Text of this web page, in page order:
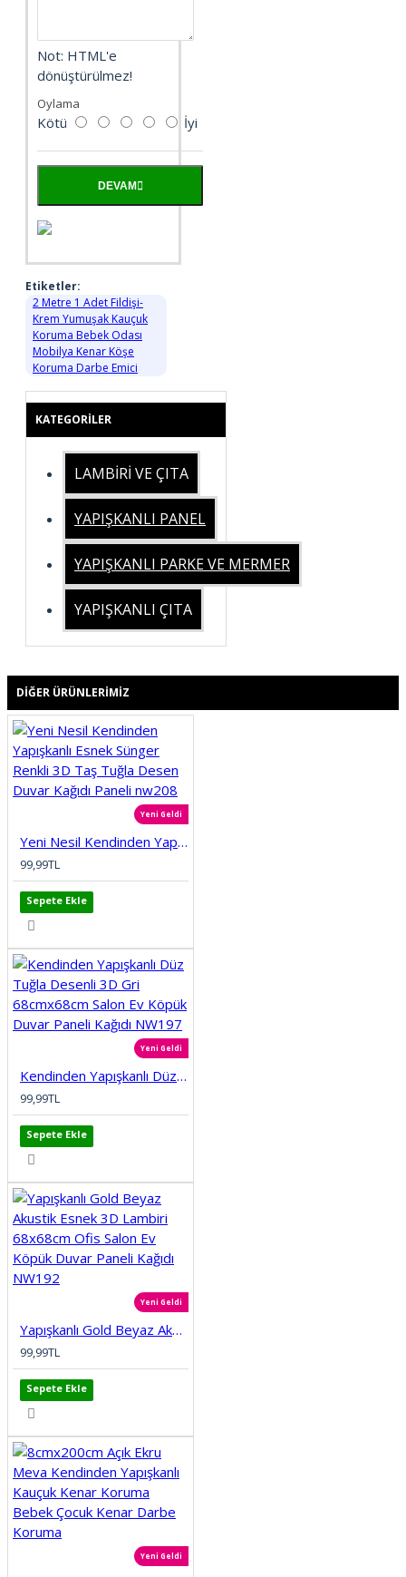
Not: HTML'e
dönüştürülmez!
Oylama
Kötü İyi
DEVAM
Etiketler:
2 Metre 1 Adet Fildişi-
Krem Yumuşak Kauçuk
Koruma Bebek Odası
Mobilya Kenar Köşe
Koruma Darbe Emici
KATEGORILER
LAMBİRİ VE ÇITA
YAPIŞKANLI PANEL
YAPIŞKANLI PARKE VE MERMER
YAPIŞKANLI ÇITA
DIĞER ÜRÜNLERIMIZ
Yeni Geldi
Yeni Nesil Kendinden Yapışkanlı Esnek Sünger Renkli 3D Taş Tuğla Desen Duvar Kağıdı Paneli nw208
99,99TL
Sepete Ekle
Yeni Geldi
Kendinden Yapışkanlı Düz Tuğla Desenli 3D Gri 68cmx68cm Salon Ev Köpük Duvar Paneli Kağıdı NW197
99,99TL
Sepete Ekle
Yeni Geldi
Yapışkanlı Gold Beyaz Akustik Esnek 3D Lambiri 68x68cm Ofis Salon Ev Köpük Duvar Paneli Kağıdı NW192
99,99TL
Sepete Ekle
Yeni Geldi